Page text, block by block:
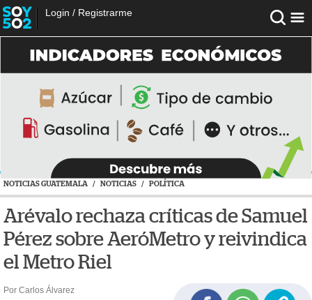
Login / Registrarme
NOTICIAS GUATEMALA / NOTICIAS / POLÍTICA
Arévalo rechaza críticas de Samuel
Pérez sobre AeróMetro y reivindica
el Metro Riel
Por Carlos Álvarez